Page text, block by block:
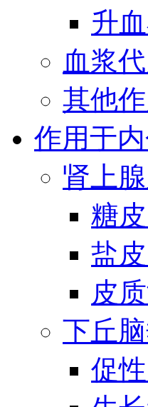
升
血浆
其他
作用于
肾上
糖
盐
皮
下丘
促